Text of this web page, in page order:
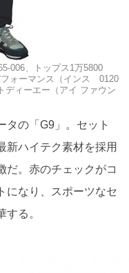
006、トップス1万5800
フォーマンス（インス 0120
ディーエー（アイ ファウン
タの「G9」。セット
新ハイテク素材を採用
だ。赤のチェックがコ
になり、スポーツなセ
る。